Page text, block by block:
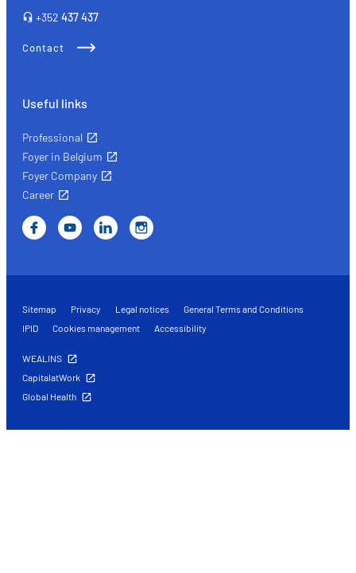
+352 437 437
Contact
Useful links
Professional
Foyer in Belgium
Foyer Company
Career
Sitemap Privacy Legal notices
General Terms and Conditions
IPID
Cookies management Accessibility
WEALINS
CapitalatWork
Global Health